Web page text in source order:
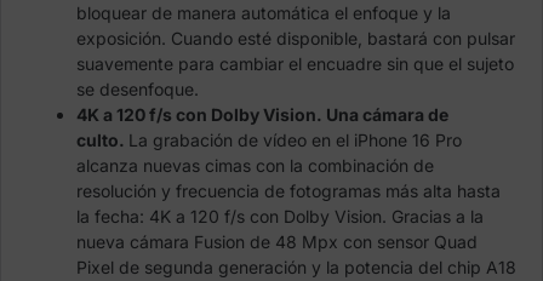
bloquear de manera automática el enfoque y la
exposición. Cuando esté disponible, bastará con pulsar
suavemente para cambiar el encuadre sin que el sujeto
se desenfoque.
4K a 120 f/s con Dolby Vision. Una cámara de
culto. La grabación de vídeo en el iPhone 16 Pro
alcanza nuevas cimas con la combinación de
resolución y frecuencia de fotogramas más alta hasta
la fecha: 4K a 120 f/s con Dolby Vision. Gracias a la
nueva cámara Fusion de 48 Mpx con sensor Quad
Pixel de segunda generación y la potencia del chip A18